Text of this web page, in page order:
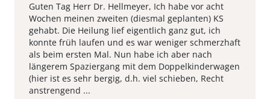
Guten Tag Herr Dr. Hellmeyer, Ich habe vor acht
Wochen meinen zweiten (diesmal geplanten) KS
gehabt. Die Heilung lief eigentlich ganz gut, ich
konnte früh laufen und es war weniger schmerzhaft
als beim ersten Mal. Nun habe ich aber nach
längerem Spaziergang mit dem Doppelkinderwagen
(hier ist es sehr bergig, d.h. viel schieben, Recht
anstrengend ...